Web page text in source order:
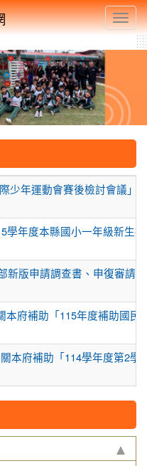
少年運動會賽後檢討會議」
學年度本縣國小一年級新生
新版申請調查書、申復審請
本府補助「115年度補助國
關本府補助「114學年度第2